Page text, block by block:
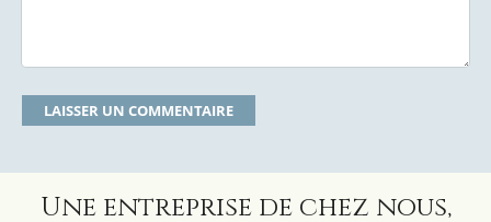
Une entreprise de chez nous,